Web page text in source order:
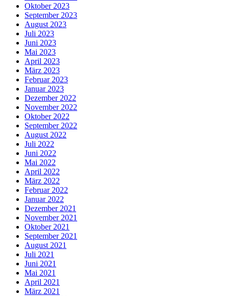
Oktober 2023
September 2023
August 2023
Juli 2023
Juni 2023
Mai 2023
April 2023
März 2023
Februar 2023
Januar 2023
Dezember 2022
November 2022
Oktober 2022
September 2022
August 2022
Juli 2022
Juni 2022
Mai 2022
April 2022
März 2022
Februar 2022
Januar 2022
Dezember 2021
November 2021
Oktober 2021
September 2021
August 2021
Juli 2021
Juni 2021
Mai 2021
April 2021
März 2021